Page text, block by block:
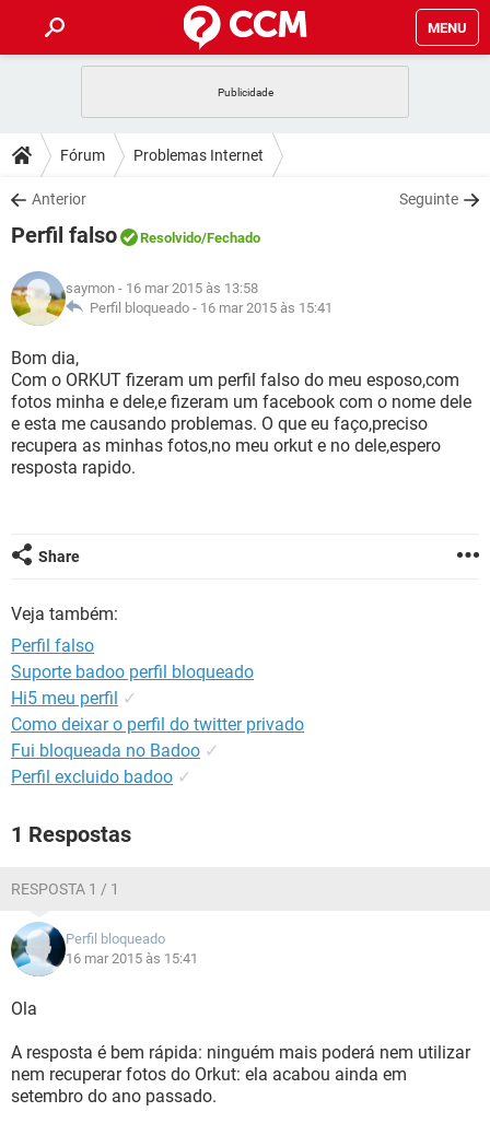
MENU
CELULAR FACEBOOK
OUTLOOK
INSTAGRAM
GUIA DE COMPRAS
DICAS
JOGOS WHATSAPP
INSTAGRAM
GUIA DE COMPRAS
DOWNLOADS
JOGOS
CELULAR
OUTLOOK EXCEL
INSTAGRAM
GUIA DE COMPRAS
JOGOS
CELULAR
OUTLOOK
INSTAGRAM GMAIL
GUIA DE COMPRAS
GLOSSÁRIO
JOGOS
CELULAR FACEBOOK
OUTLOOK EXCEL
INSTAGRAM
Fórum Problemas Internet
Anterior Seguinte
Perfil falso Resolvido/Fechado
saymon - 16 mar 2015 às 13:58
Perfil bloqueado - 16 mar 2015 às 15:41
Bom dia,
Com o ORKUT fizeram um perfil falso do meu esposo,com
fotos minha e dele,e fizeram um facebook com o nome dele
e esta me causando problemas. O que eu faço,preciso
recupera as minhas fotos,no meu orkut e no dele,espero
resposta rapido.
Share
Veja também:
Perfil falso
Suporte badoo perfil bloqueado
Hi5 meu perfil ✓
Como deixar o perfil do twitter privado
Fui bloqueada no Badoo ✓
Perfil excluido badoo ✓
1 Respostas
RESPOSTA 1 / 1
Perfil bloqueado
16 mar 2015 às 15:41
Ola
A resposta é bem rápida: ninguém mais poderá nem utilizar
nem recuperar fotos do Orkut: ela acabou ainda em
setembro do ano passado.